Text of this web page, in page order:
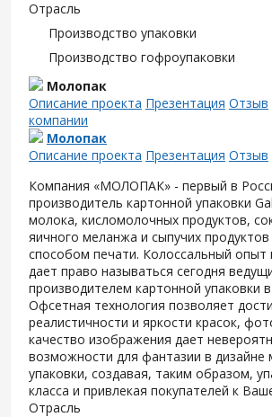
Отрасль
Производство упаковки
Производство гофроупаковки
Молопак
Описание проекта Презентация Отзыв
компании
Молопак
Описание проекта Презентация Отзыв
Компания «МОЛОПАК» - первый в
производитель картонной упаковки
молока, кисломолочных продуктов,
яичного меланжа и сыпучих
способом печати. Колоссальный опыт
дает право называться сегодня
производителем картонной упаковки
Офсетная технология позволяет
реалистичности и яркости красок,
качество изображения дает
возможности для фантазии в дизайне
упаковки, создавая, таким образом,
класса и привлекая покупателей к
Отрасль